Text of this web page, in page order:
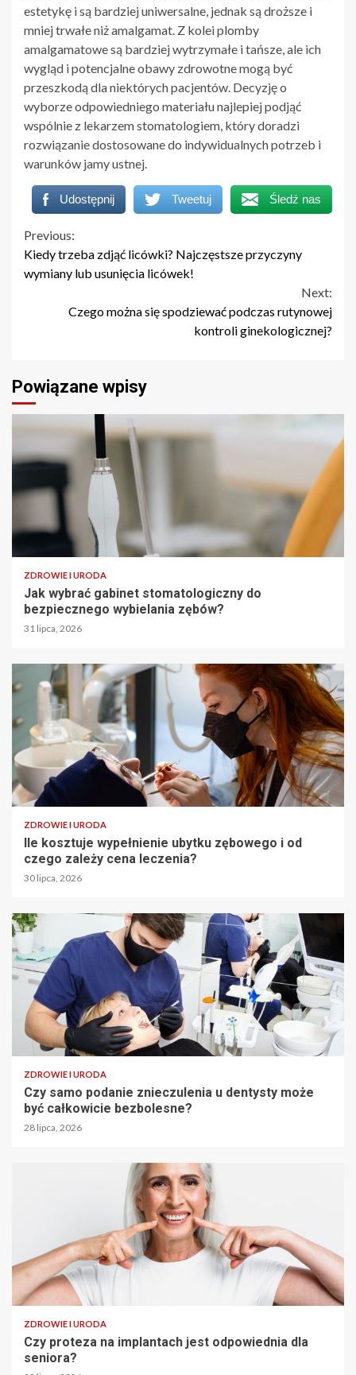
estetykę i są bardziej uniwersalne, jednak są droższe i
mniej trwałe niż amalgamat. Z kolei plomby
amalgamatowe są bardziej wytrzymałe i tańsze, ale ich
wygląd i potencjalne obawy zdrowotne mogą być
przeszkodą dla niektórych pacjentów. Decyzję o
wyborze odpowiedniego materiału najlepiej podjąć
wspólnie z lekarzem stomatologiem, który doradzi
rozwiązanie dostosowane do indywidualnych potrzeb i
warunków jamy ustnej.
Udostępnij Tweetuj Śledź nas
Continue
Reading
Previous:
Kiedy trzeba zdjąć licówki? Najczęstsze przyczyny
wymiany lub usunięcia licówek!
Next:
Czego można się spodziewać podczas rutynowej
kontroli ginekologicznej?
Powiązane wpisy
ZDROWIE I URODA
Jak wybrać gabinet stomatologiczny do
bezpiecznego wybielania zębów?
31 lipca, 2026
ZDROWIE I URODA
Ile kosztuje wypełnienie ubytku zębowego i od
czego zależy cena leczenia?
30 lipca, 2026
ZDROWIE I URODA
Czy samo podanie znieczulenia u dentysty może
być całkowicie bezbolesne?
28 lipca, 2026
ZDROWIE I URODA
Czy proteza na implantach jest odpowiednia dla
seniora?